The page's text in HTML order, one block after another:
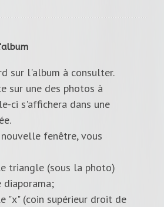
sur l'album à consulter.
sur une des photos à
ci s'affichera dans une
fenêtre, vous
triangle (sous la photo)
diaporama;
"x" (coin supérieur droit de